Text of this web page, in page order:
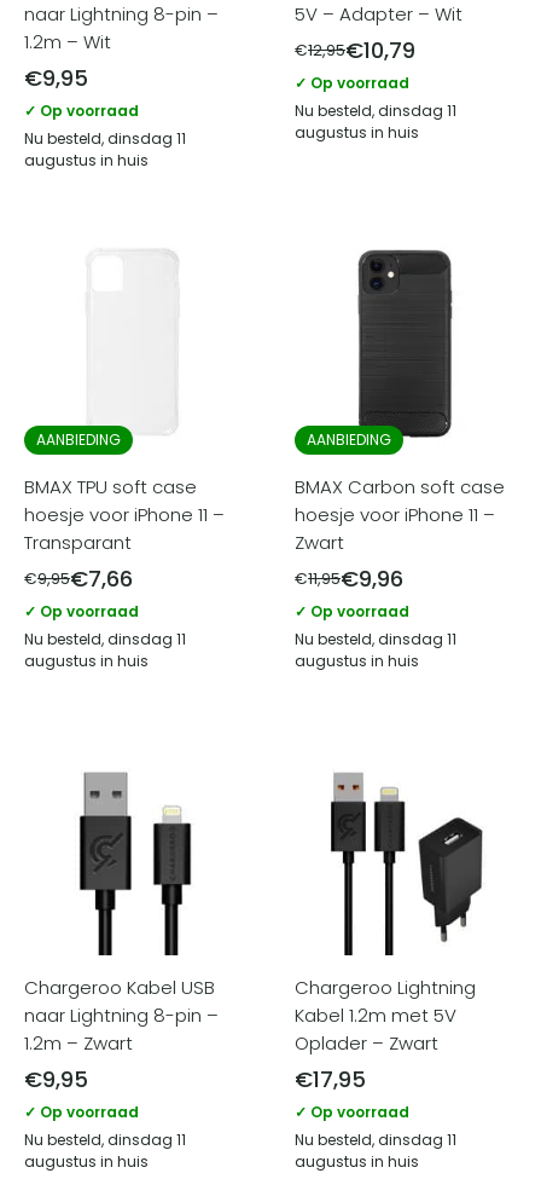
naar Lightning 8-pin –
1.2m – Wit
€9,95
✓ Op voorraad
Nu besteld, dinsdag 11
augustus in huis
5V – Adapter – Wit
€12,95€10,79
✓ Op voorraad
Nu besteld, dinsdag 11
augustus in huis
AANBIEDING
BMAX TPU soft case
hoesje voor iPhone 11 –
Transparant
€9,95€7,66
✓ Op voorraad
Nu besteld, dinsdag 11
augustus in huis
AANBIEDING
BMAX Carbon soft case
hoesje voor iPhone 11 –
Zwart
€11,95€9,96
✓ Op voorraad
Nu besteld, dinsdag 11
augustus in huis
Chargeroo Kabel USB
naar Lightning 8-pin –
1.2m – Zwart
€9,95
✓ Op voorraad
Nu besteld, dinsdag 11
augustus in huis
Chargeroo Lightning
Kabel 1.2m met 5V
Oplader – Zwart
€17,95
✓ Op voorraad
Nu besteld, dinsdag 11
augustus in huis